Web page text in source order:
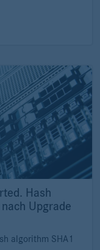
Hash
Upgrade
algorithm SHA1